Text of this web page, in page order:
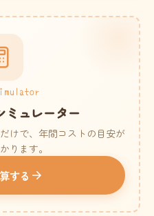
ミュレーター
けで、年間コストの目安が
ります。
する